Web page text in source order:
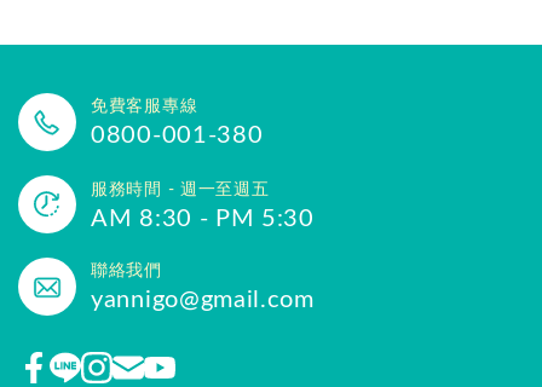
免費客服專線
0800-001-380
服務時間 - 週一至週五
AM 8:30 - PM 5:30
聯絡我們
yannigo@gmail.com